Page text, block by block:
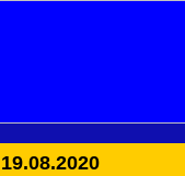
19.08.2020